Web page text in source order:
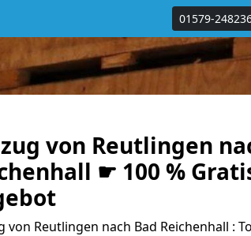
01579-
von Reutlingen
☛ 100 %
von Reutlingen nach Bad Reichenhall :